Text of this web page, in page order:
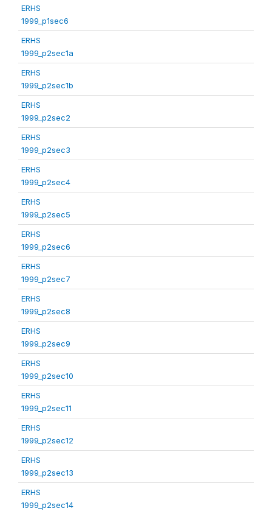
ERHS
1999_p1sec6
ERHS
1999_p2sec1a
ERHS
1999_p2sec1b
ERHS
1999_p2sec2
ERHS
1999_p2sec3
ERHS
1999_p2sec4
ERHS
1999_p2sec5
ERHS
1999_p2sec6
ERHS
1999_p2sec7
ERHS
1999_p2sec8
ERHS
1999_p2sec9
ERHS
1999_p2sec10
ERHS
1999_p2sec11
ERHS
1999_p2sec12
ERHS
1999_p2sec13
ERHS
1999_p2sec14